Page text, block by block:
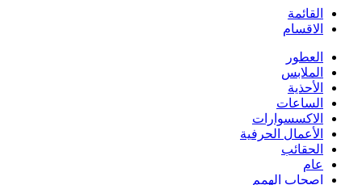
القائمة
الاقسام
العطور
الملابس
الأحذية
الساعات
الاكسسوارات
الأعمال الحرفية
الحقائب
عام
اصحاب الهمم